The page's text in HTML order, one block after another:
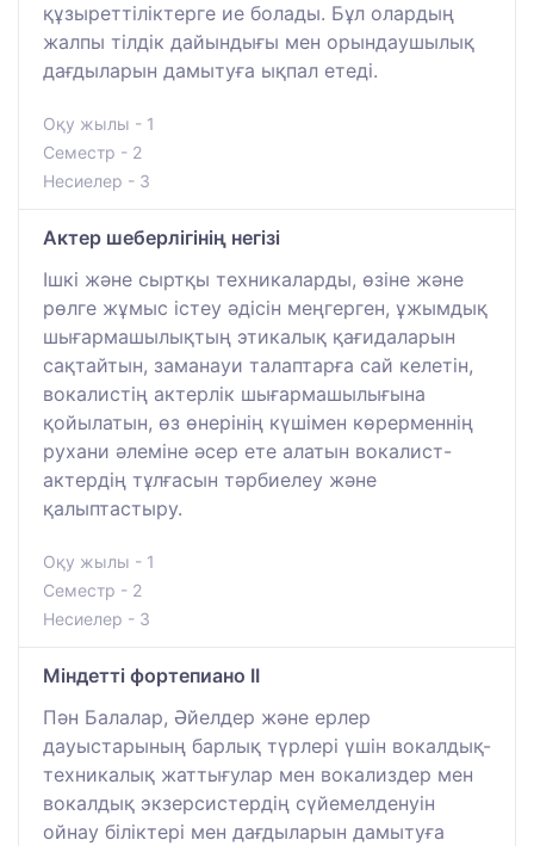
құзыреттіліктерге ие болады. Бұл олардың
жалпы тілдік дайындығы мен орындаушылық
дағдыларын дамытуға ықпал етеді.
Оқу жылы - 1
Семестр - 2
Несиелер - 3
Актер шеберлігінің негізі
Ішкі және сыртқы техникаларды, өзіне және
рөлге жұмыс істеу әдісін меңгерген, ұжымдық
шығармашылықтың этикалық қағидаларын
сақтайтын, заманауи талаптарға сай келетін,
вокалистің актерлік шығармашылығына
қойылатын, өз өнерінің күшімен көрерменнің
рухани әлеміне әсер ете алатын вокалист-
актердің тұлғасын тәрбиелеу және
қалыптастыру.
Оқу жылы - 1
Семестр - 2
Несиелер - 3
Міндетті фортепиано II
Пән Балалар, Әйелдер және ерлер
дауыстарының барлық түрлері үшін вокалдық-
техникалық жаттығулар мен вокализдер мен
вокалдық экзерсистердің сүйемелденуін
ойнау біліктері мен дағдыларын дамытуға